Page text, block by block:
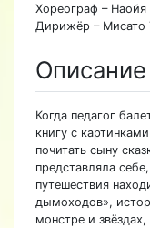
Хореограф –
Дирижёр – Мисато
Описание
Когда педагог
книгу с
почитать сыну
представляла
путешествия
дымоходов»,
монстре и